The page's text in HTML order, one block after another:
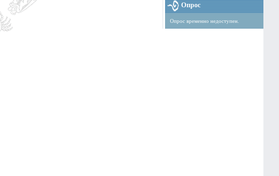
Опрос
Опрос временно недоступен.